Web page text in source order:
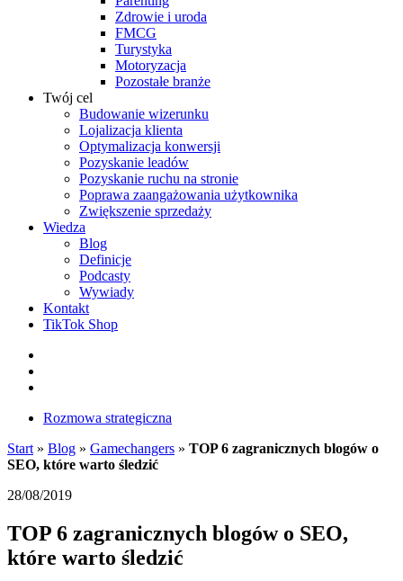
Zdrowie i uroda
FMCG
Turystyka
Motoryzacja
Pozostałe branże
Twój cel
Budowanie wizerunku
Lojalizacja klienta
Optymalizacja konwersji
Pozyskanie leadów
Pozyskanie ruchu na stronie
Poprawa zaangażowania użytkownika
Zwiększenie sprzedaży
Wiedza
Blog
Definicje
Podcasty
Wywiady
Kontakt
TikTok Shop
Rozmowa strategiczna
Start » Blog » Gamechangers » TOP 6 zagranicznych blogów o
SEO, które warto śledzić
28/08/2019
TOP 6 zagranicznych blogów o SEO,
które warto śledzić